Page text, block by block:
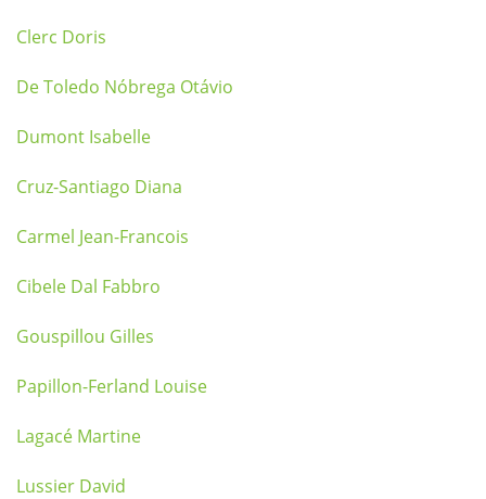
Clerc Doris
De Toledo Nóbrega Otávio
Dumont Isabelle
Cruz-Santiago Diana
Carmel Jean-Francois
Cibele Dal Fabbro
Gouspillou Gilles
Papillon-Ferland Louise
Lagacé Martine
Lussier David